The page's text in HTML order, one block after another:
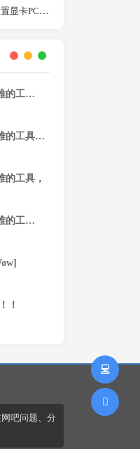
**如何设置显卡PCIe 3.0/4.0模式？——华硕主板设置指南**
的工
的工具，
工
的工具，
的工
！
吧问题、分